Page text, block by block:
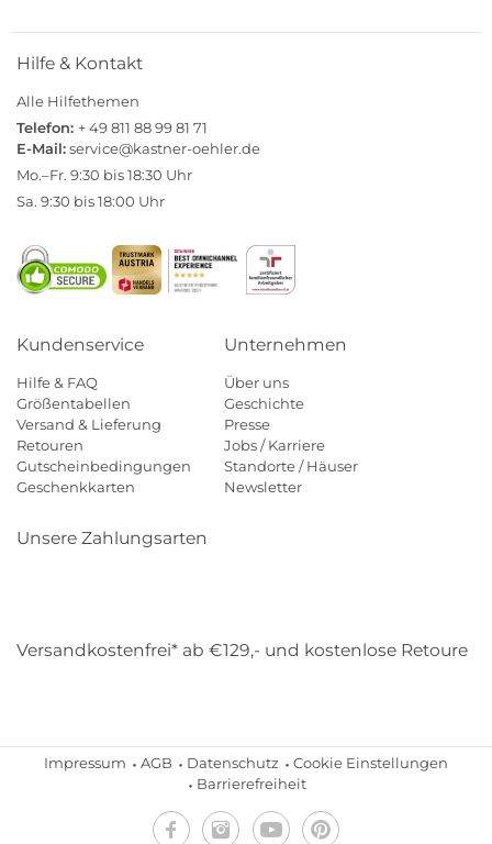
Hilfe & Kontakt
Alle Hilfethemen
Telefon: + 49 811 88 99 81 71
E-Mail:service@kastner-oehler.de
Mo.–Fr. 9:30 bis 18:30 Uhr
Sa. 9:30 bis 18:00 Uhr
Kundenservice
Hilfe & FAQ
Größentabellen
Versand & Lieferung
Retouren
Gutscheinbedingungen
Geschenkkarten
Unternehmen
Über uns
Geschichte
Presse
Jobs / Karriere
Standorte / Häuser
Newsletter
Unsere Zahlungsarten
Versandkostenfrei* ab €129,- und kostenlose Retoure
Impressum AGB Datenschutz
Cookie Einstellungen
Barrierefreiheit